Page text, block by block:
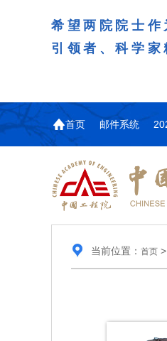
希望两院院士
引领者、科学
首页 邮件系统
当前位置： 首页>